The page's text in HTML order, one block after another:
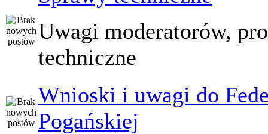
Uwagi moderatorów,
techniczne
Wnioski i uwagi do
Pogańskiej